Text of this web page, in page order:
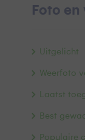
Foto
Uitgelicht
Weerfoto
Laatst
Best
Populaire